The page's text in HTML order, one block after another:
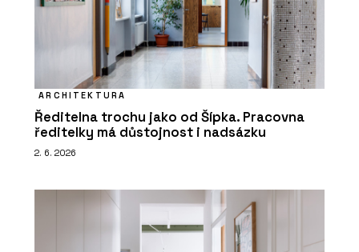
ARCHITEKTURA
Ředitelna trochu jako od Šípka. Pracovna
ředitelky má důstojnost i nadsázku
2. 6. 2026